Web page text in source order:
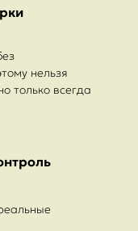
нельзя
только всегда